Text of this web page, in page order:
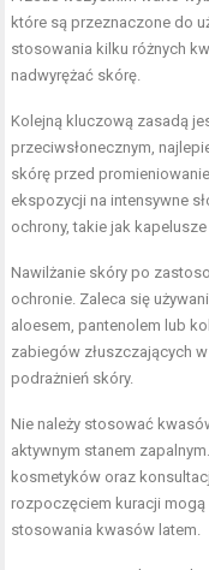
które są przeznaczone do
stosowania kilku różnych
nadwyrężać skórę.
Kolejną kluczową zasadą
przeciwsłonecznym,
skórę przed
ekspozycji na intensywne
ochrony, takie jak
Nawilżanie skóry po
ochronie. Zaleca się
aloesem, pantenolem lub
zabiegów złuszczających
podrażnień skóry.
Nie należy stosować
aktywnym stanem
kosmetyków oraz
rozpoczęciem kuracji
stosowania kwasów latem.